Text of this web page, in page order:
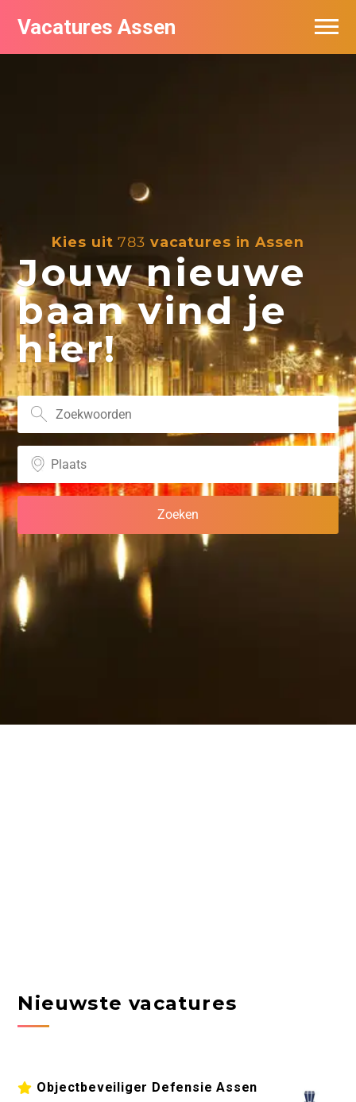
Vacatures Assen
Kies uit783 vacatures in Assen
Jouw nieuwe
baan vind je
hier!
Nieuwste vacatures
Objectbeveiliger Defensie Assen
Vacatures per bedrijf